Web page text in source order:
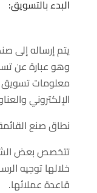
البدء بالتسويق:
يتم إرساله إلى
وهو عبارة عن
معلومات تسويق
الإلكتروني
نطاق صنع
تتخصص بعض
خلالها توجيه
قاعدة عملائها.